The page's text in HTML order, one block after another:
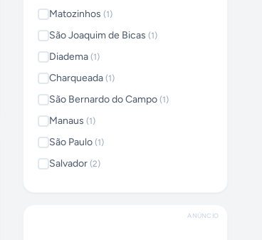
Matozinhos (1)
São Joaquim de Bicas (1)
Diadema (1)
Charqueada (1)
São Bernardo do Campo (1)
Manaus (1)
São Paulo (1)
Salvador (2)
ANÚNCIO